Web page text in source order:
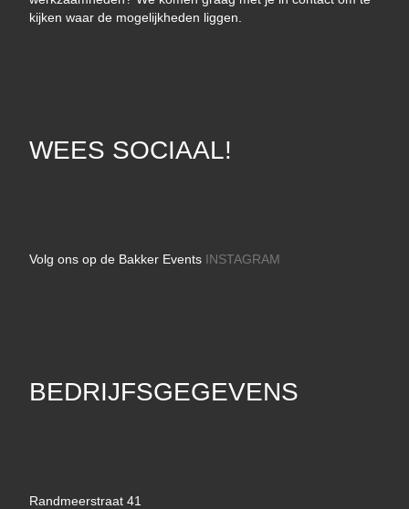
kijken waar de mogelijkheden liggen.
WEES SOCIAAL!
Volg ons op de Bakker Events INSTAGRAM
BEDRIJFSGEGEVENS
Randmeerstraat 41